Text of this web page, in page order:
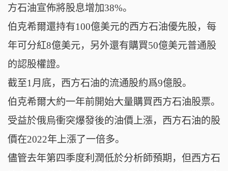
方石油宣佈將股息增加38%。
伯克希爾還持有100億美元的西方石油優先股，每
年可分紅8億美元，另外還有購買50億美元普通股
的認股權證。
截至1月底，西方石油的流通股約爲9億股。
伯克希爾大約一年前開始大量購買西方石油股票。
受益於俄烏衝突爆發後的油價上漲，西方石油的股
價在2022年上漲了一倍多。
儘管去年第四季度利潤低於分析師預期，但西方石